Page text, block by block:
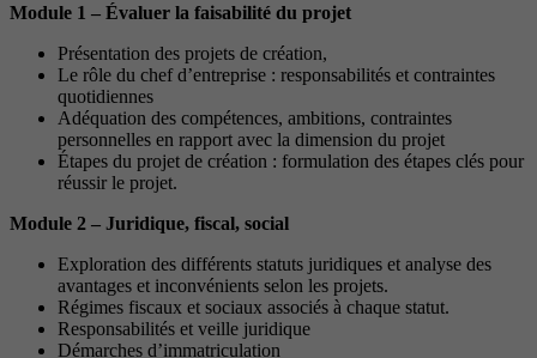
Module 1 – Évaluer la faisabilité du projet
Présentation des projets de création,
Le rôle du chef d’entreprise : responsabilités et contraintes
quotidiennes
Adéquation des compétences, ambitions, contraintes
personnelles en rapport avec la dimension du projet
Étapes du projet de création : formulation des étapes clés pour
réussir le projet.
Module 2 – Juridique, fiscal, social
Exploration des différents statuts juridiques et analyse des
avantages et inconvénients selon les projets.
Régimes fiscaux et sociaux associés à chaque statut.
Responsabilités et veille juridique
Démarches d’immatriculation